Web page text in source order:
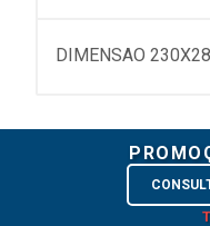
DIMENSAO